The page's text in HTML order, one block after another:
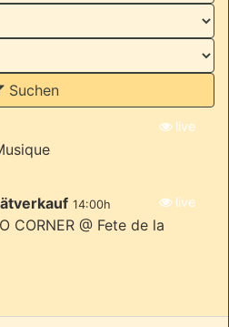
Suchen
live
live
14:00h
CORNER @ Fete de la